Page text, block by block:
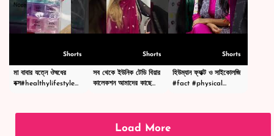
Shorts
মা বাবার যত্নে ঔষধের
বক্স#healthylifestyle
Shorts
সব থেকে ইউনিক টেডি বিয়ার
কালেকশন আমাদের কাছে
Shorts
হিউম্যান ফ্যাক্ট ও সাইকোলজি
#fact #physical
Load More